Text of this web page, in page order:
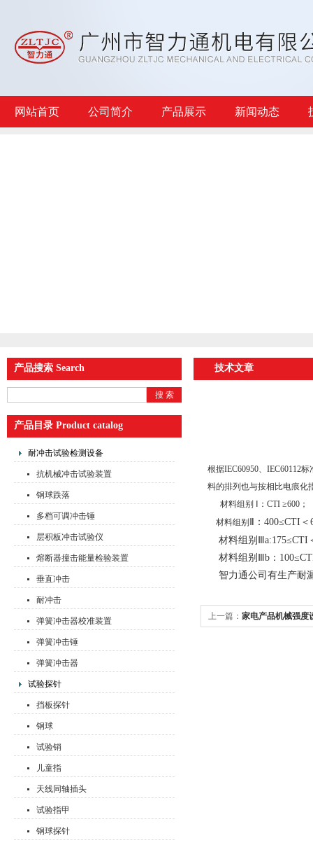
网站首页 公司简介 产品展示 新闻动态
产品搜索 Search
产品目录 Product catalog
耐冲击试验检测设备
抗机械冲击试验装置
钢球跌落
多档可调冲击锤
层积板冲击试验仪
熔断器撞击能量检验装置
垂直冲击
耐冲击
弹簧冲击器校准装置
弹簧冲击锤
弹簧冲击器
试验探针
挡板探针
钢球
试验销
儿童指
天线同轴插头
试验指甲
钢球探针
技术文章
根据IEC60950、IEC60112
料的排列也与按相比电痕化
材料组别
Ⅰ：CTI ≥600；
材料组别
Ⅱ：400≤CTI ＜
材料组别
Ⅲa:175≤CTI
材料组别
Ⅲb：100≤
智力通公司有生产耐
上一篇： 家电产品机械强度